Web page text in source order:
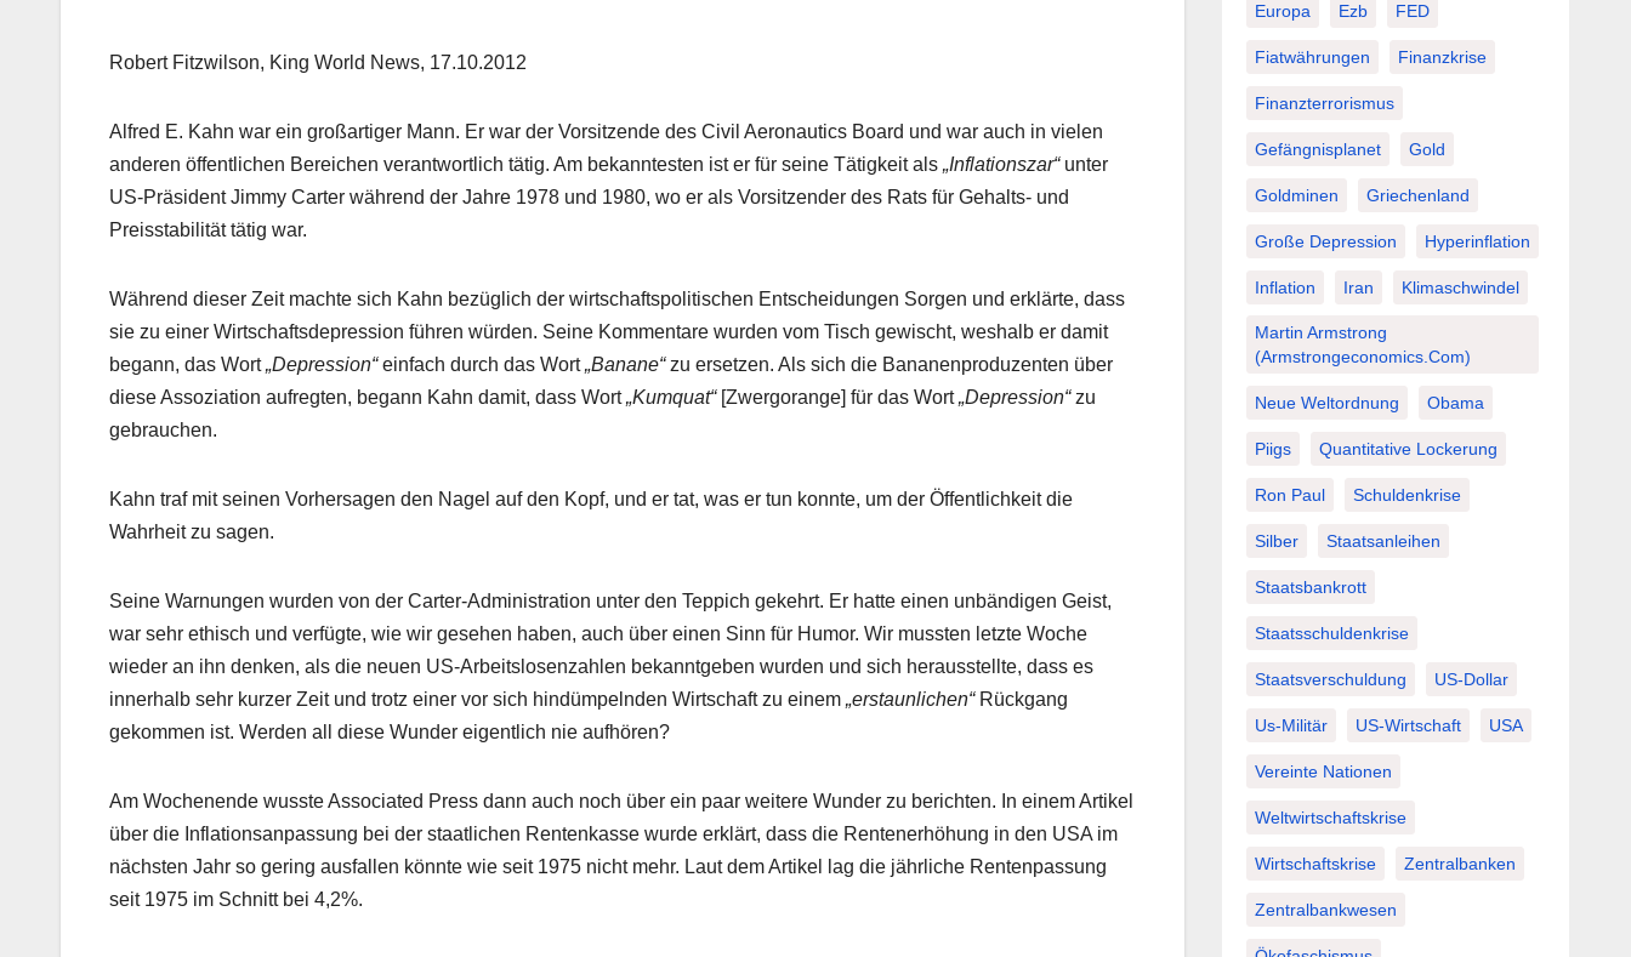
Robert Fitzwilson, King World News, 17.10.2012
Alfred E. Kahn war ein großartiger Mann. Er war der Vorsitzende des Civil Aeronautics Board und war auch in vielen
anderen öffentlichen Bereichen verantwortlich tätig. Am bekanntesten ist er für seine Tätigkeit als „Inflationszar“unter
US-Präsident Jimmy Carter während der Jahre 1978 und 1980, wo er als Vorsitzender des Rats für Gehalts- und
Preisstabilität tätig war.
Während dieser Zeit machte sich Kahn bezüglich der wirtschaftspolitischen Entscheidungen Sorgen und erklärte, dass
sie zu einer Wirtschaftsdepression führen würden. Seine Kommentare wurden vom Tisch gewischt, weshalb er damit
begann, das Wort„Depression“einfach durch das Wort„Banane“zu ersetzen. Als sich die Bananenproduzenten über
diese Assoziation aufregten, begann Kahn damit, dass Wort„Kumquat“[Zwergorange] für das Wort„Depression“zu
gebrauchen.
Kahn traf mit seinen Vorhersagen den Nagel auf den Kopf, und er tat, was er tun konnte, um der Öffentlichkeit die
Wahrheit zu sagen.
Seine Warnungen wurden von der Carter-Administration unter den Teppich gekehrt. Er hatte einen unbändigen Geist,
war sehr ethisch und verfügte, wie wir gesehen haben, auch über einen Sinn für Humor. Wir mussten letzte Woche
wieder an ihn denken, als die neuen US-Arbeitslosenzahlen bekanntgeben wurden und sich herausstellte, dass es
innerhalb sehr kurzer Zeit und trotz einer vor sich hindümpelnden Wirtschaft zu einem „erstaunlichen“Rückgang
gekommen ist. Werden all diese Wunder eigentlich nie aufhören?
Am Wochenende wusste Associated Press dann auch noch über ein paar weitere Wunder zu berichten. In einem Artikel
über die Inflationsanpassung bei der staatlichen Rentenkasse wurde erklärt, dass die Rentenerhöhung in den USA im
nächsten Jahr so gering ausfallen könnte wie seit 1975 nicht mehr. Laut dem Artikel lag die jährliche Rentenpassung
seit 1975 im Schnitt bei 4,2%.
Europa Ezb FED
Fiatwährungen Finanzkrise
Finanzterrorismus
Gefängnisplanet Gold
Goldminen Griechenland
Große Depression Hyperinflation
Inflation Iran Klimaschwindel
Martin Armstrong
(Armstrongeconomics.com)
Neue Weltordnung Obama
Piigs Quantitative Lockerung
Ron Paul Schuldenkrise
Silber Staatsanleihen
Staatsbankrott
Staatsschuldenkrise
Staatsverschuldung US-Dollar
Us-Militär US-Wirtschaft USA
Vereinte Nationen
Weltwirtschaftskrise
Wirtschaftskrise Zentralbanken
Zentralbankwesen